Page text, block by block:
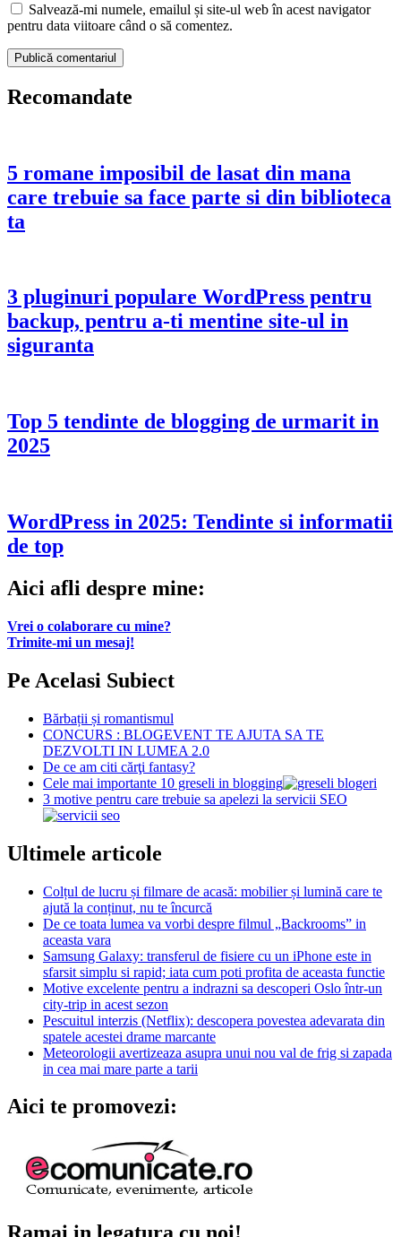
Salvează-mi numele, emailul și site-ul web în acest navigator
pentru data viitoare când o să comentez.
Recomandate
5 romane imposibil de lasat din mana
care trebuie sa face parte si din biblioteca
ta
3 pluginuri populare WordPress pentru
backup, pentru a-ti mentine site-ul in
siguranta
Top 5 tendinte de blogging de urmarit in
2025
WordPress in 2025: Tendinte si informatii
de top
Aici afli despre mine:
Vrei o colaborare cu mine?
Trimite-mi un mesaj!
Pe Acelasi Subiect
Bărbații și romantismul
CONCURS : BLOGEVENT TE AJUTA SA TE
DEZVOLTI IN LUMEA 2.0
De ce am citi cărţi fantasy?
Cele mai importante 10 greseli in blogging
3 motive pentru care trebuie sa apelezi la servicii SEO
Ultimele articole
Colțul de lucru și filmare de acasă: mobilier și lumină care te
ajută la conținut, nu te încurcă
De ce toata lumea va vorbi despre filmul „Backrooms” in
aceasta vara
Samsung Galaxy: transferul de fisiere cu un iPhone este in
sfarsit simplu si rapid; iata cum poti profita de aceasta functie
Motive excelente pentru a indrazni sa descoperi Oslo într-un
city-trip in acest sezon
Pescuitul interzis (Netflix): descopera povestea adevarata din
spatele acestei drame marcante
Meteorologii avertizeaza asupra unui nou val de frig si zapada
in cea mai mare parte a tarii
Aici te promovezi: